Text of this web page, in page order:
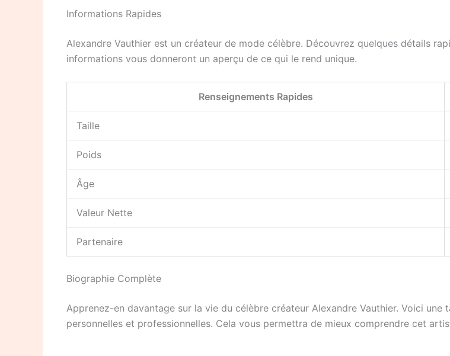
Informations Rapides
Alexandre Vauthier est un créateur de mode célèbre. Découvrez quelques détails
informations vous donneront un aperçu de ce qui le rend unique.
Renseignements Rapides
Taille
Poids
Âge
Valeur Nette
Partenaire
Biographie Complète
Apprenez-en davantage sur la vie du célèbre créateur Alexandre Vauthier. Voici
personnelles et professionnelles. Cela vous permettra de mieux comprendre cet